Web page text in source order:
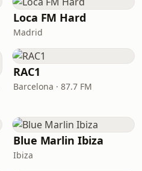
Loca FM Hard
Madrid
RAC1
Barcelona · 87.7 FM
Blue Marlin Ibiza
Ibiza